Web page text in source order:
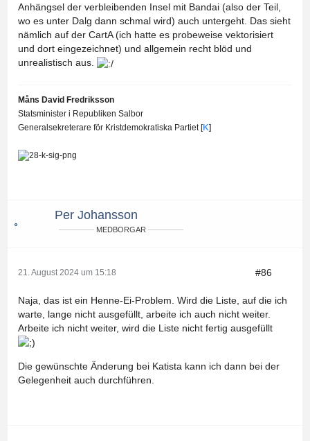
Anhängsel der verbleibenden Insel mit Bandai (also der Teil,
wo es unter Dalg dann schmal wird) auch untergeht. Das sieht
nämlich auf der CartA (ich hatte es probeweise vektorisiert
und dort eingezeichnet) und allgemein recht blöd und
unrealistisch aus.
Måns David Fredriksson
Statsminister i Republiken Salbor
Generalsekreterare för Kristdemokratiska Partiet [K]
Per Johansson
MEDBORGAR
21. August 2024 um 15:18 #86
Naja, das ist ein Henne-Ei-Problem. Wird die Liste, auf die ich
warte, lange nicht ausgefüllt, arbeite ich auch nicht weiter.
Arbeite ich nicht weiter, wird die Liste nicht fertig ausgefüllt
Die gewünschte Änderung bei Katista kann ich dann bei der
Gelegenheit auch durchführen.